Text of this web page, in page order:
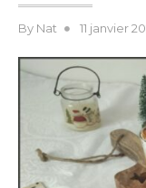
By Nat
Posted
11 janvier